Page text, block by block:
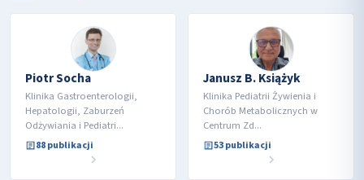
Piotr Socha
Klinika Gastroenterologii,
Hepatologii, Zaburzeń
Odżywiania i Pediatri...
88 publikacji
Janusz B. Książyk
Klinika Pediatrii Żywienia i
Chorób Metabolicznych w
Centrum Zd...
53 publikacji